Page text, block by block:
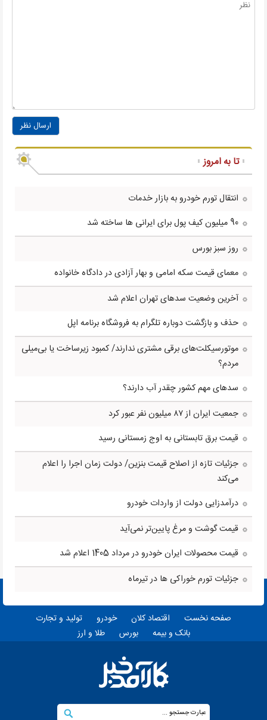
ارسال نظر
تا به امروز
انتقال تورم خودرو به بازار خدمات
90 میلیون کیف پول برای ایرانی ها ساخته شد
روز سبز بورس
معمای قیمت سکه امامی و بهار آزادی در دادگاه خانواده
آخرین وضعیت سدهای تهران اعلام شد
حذف و بازگشت دوباره تلگرام به فروشگاه برنامه اپل
موتورسیکلت‌های برقی مشتری ندارند/ کمبود زیرساخت یا بی‌میلی
مردم؟
سدهای مهم کشور چقدر آب دارند؟
جمعیت ایران از ۸۷ میلیون نفر عبور کرد
قیمت برق تابستانی به اوج زمستانی رسید
جزئیات تازه از اصلاح قیمت بنزین/ دولت زمان اجرا را اعلام
می‌کند
درآمدزایی دولت از واردات خودرو
قیمت گوشت و مرغ پایین‌تر نمی‌آید
قیمت محصولات ایران خودرو در مرداد 1405 اعلام شد
جزئیات تورم خوراکی ها در تیرماه
صفحه نخست اقتصاد کلان خودرو
تولید و تجارت
بانک و بیمه
بورس طلا و ارز